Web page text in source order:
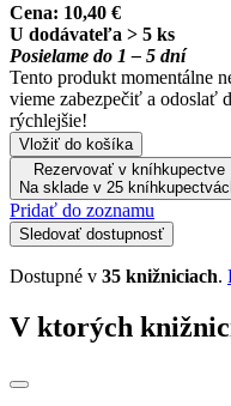
Cena: 10,40 €
U dodávateľa > 5 ks
Posielame do 1 – 5 dní
Tento produkt momentálne
vieme zabezpečiť a odoslať
rýchlejšie!
Vložiť do košíka
Rezervovať v kníhkupectve
Na sklade v 25
Pridať do zoznamu
Sledovať dostupnosť
Dostupné v 35 knižniciach.
V ktorých